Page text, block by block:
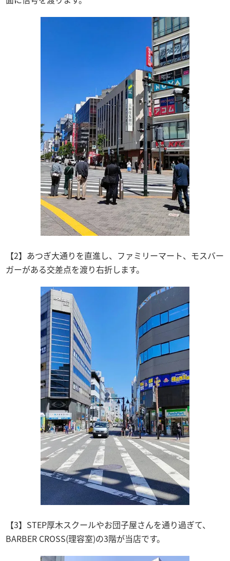
【2】あつぎ大通りを直進し、ファミリーマート、モスバー
ガーがある交差点を渡り右折します。
【3】STEP厚木スクールやお団子屋さんを通り過ぎて、
BARBER CROSS(理容室)の3階が当店です。